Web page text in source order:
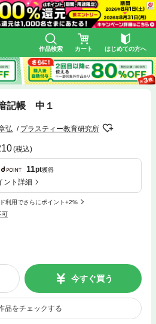
作品検索 カート はじめての方へ
記帳 中１
弘 プラスティー教育研究所
(税込)
11pt獲得
ント詳細
利用でさらにポイント+2%
可
今すぐ買う
品をチェックする